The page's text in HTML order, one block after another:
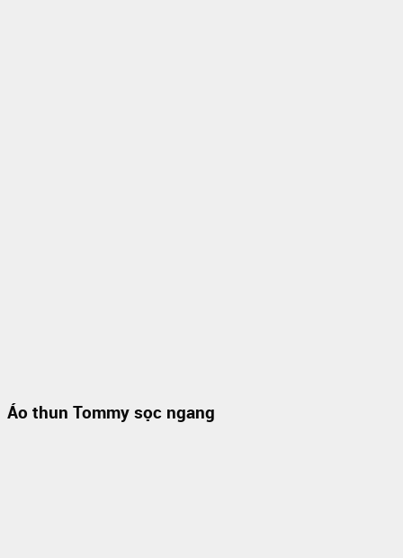
Áo thun Tommy sọc ngang